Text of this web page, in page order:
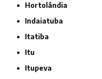
Hortolândia
Indaiatuba
Itatiba
Itu
Itupeva